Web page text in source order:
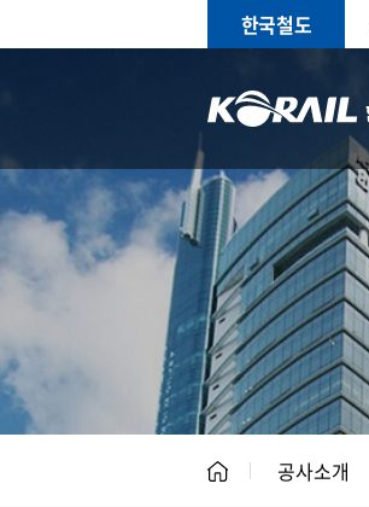
한국철도
CEO
공사소개